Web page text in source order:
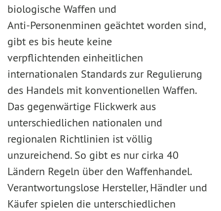
biologische Waffen und
Anti-Personenminen geächtet worden sind,
gibt es bis heute keine
verpflichtenden einheitlichen
internationalen Standards zur Regulierung
des Handels mit konventionellen Waffen.
Das gegenwärtige Flickwerk aus
unterschiedlichen nationalen und
regionalen Richtlinien ist völlig
unzureichend. So gibt es nur cirka 40
Ländern Regeln über den Waffenhandel.
Verantwortungslose Hersteller, Händler und
Käufer spielen die unterschiedlichen